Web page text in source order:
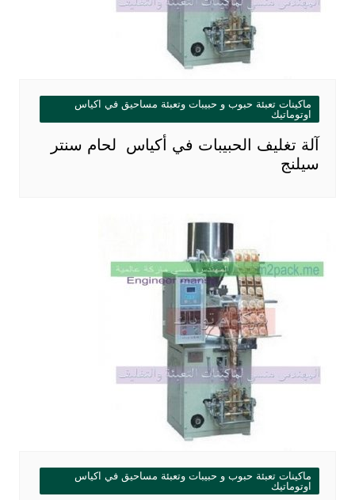
ماكينات تعبئة حبوب و حبيبات وتعبئة مساحيق في اكياس
اوتوماتيك
آلة تغليف الحبيبات في أكياس لحام سنتر
سيلنج
ماكينات تعبئة حبوب و حبيبات وتعبئة مساحيق في اكياس
اوتوماتيك